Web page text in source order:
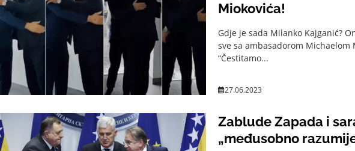
Miokovića!
Gdje je sada Milanko Kajganić?
sve sa ambasadorom
“Čestitamo...
27.06.2023
Zablude Zapada i
„međusobno